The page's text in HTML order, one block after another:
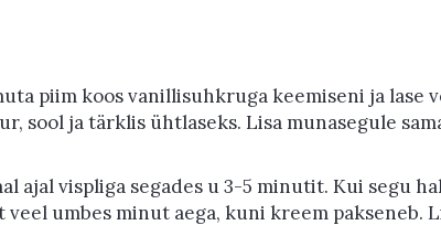
piim koos vanillisuhkruga keemiseni ja lase
sool ja tärklis ühtlaseks. Lisa munasegule
ajal vispliga segades u 3-5 minutit. Kui segu
umbes minut aega, kuni kreem pakseneb.